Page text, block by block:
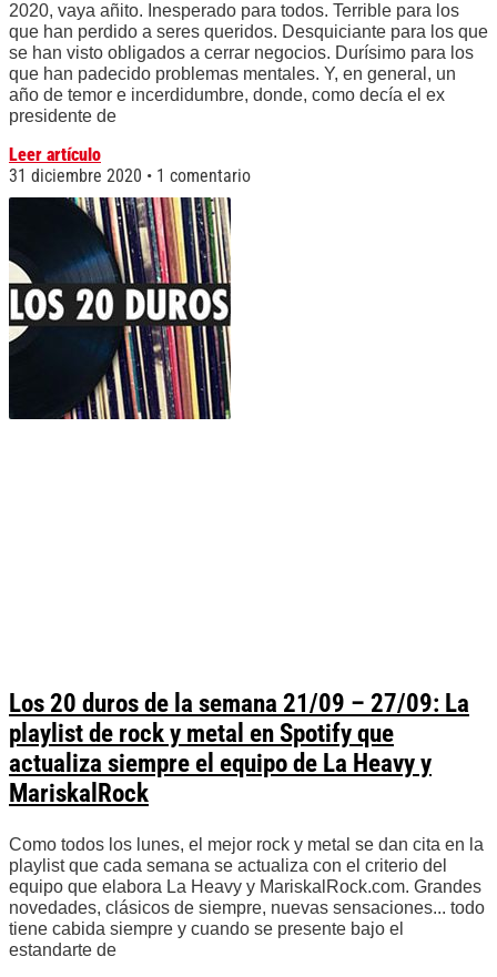
2020, vaya añito. Inesperado para todos. Terrible para los
que han perdido a seres queridos. Desquiciante para los que
se han visto obligados a cerrar negocios. Durísimo para los
que han padecido problemas mentales. Y, en general, un
año de temor e incerdidumbre, donde, como decía el ex
presidente de
Leer artículo
31 diciembre 2020
1 comentario
Los 20 duros de la semana 21/09 – 27/09: La
playlist de rock y metal en Spotify que
actualiza siempre el equipo de La Heavy y
MariskalRock
Como todos los lunes, el mejor rock y metal se dan cita en la
playlist que cada semana se actualiza con el criterio del
equipo que elabora La Heavy y MariskalRock.com. Grandes
novedades, clásicos de siempre, nuevas sensaciones... todo
tiene cabida siempre y cuando se presente bajo el
estandarte de